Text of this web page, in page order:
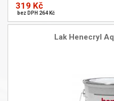
319 Kč
bez DPH 264 Kč
Lak Henecryl